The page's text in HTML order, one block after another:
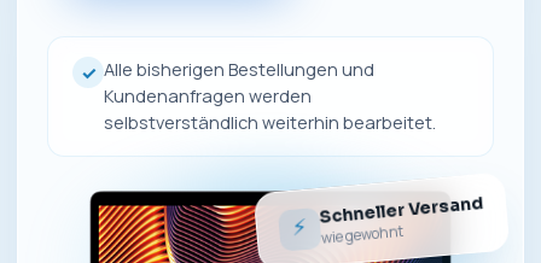
✓ Alle bisherigen Bestellungen und
Kundenanfragen werden
selbstverständlich weiterhin bearbeitet.
⚡ Schneller Versand
wie gewohnt